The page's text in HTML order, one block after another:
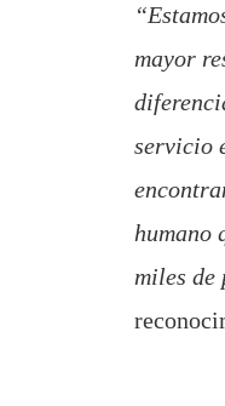
mayor
servicio
humano
miles de